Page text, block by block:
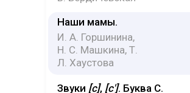
Наши мамы.
Звуки [с], [с']. Буква С.
И. А. Горшинина,
Н. С. Машкина, Т.
Л. Хаустова